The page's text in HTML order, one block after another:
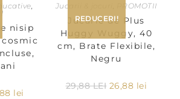
nisip
lei
REDUCERI!
Jucarii & jocuri PROMOTII
Jucarie de Plus
Huggy Wuggy, 40
cm, Brate Flexibile,
Negru
29,88LEI 26,88 lei